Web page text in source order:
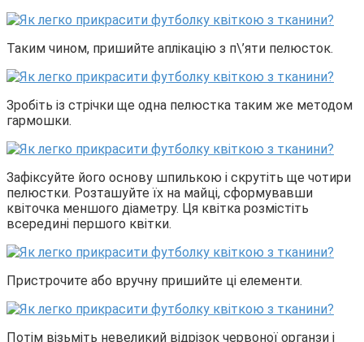
Таким чином, пришийте аплікацію з п\’яти пелюсток.
Зробіть із стрічки ще одна пелюстка таким же методом
гармошки.
Зафіксуйте його основу шпилькою і скрутіть ще чотири
пелюстки. Розташуйте їх на майці, сформувавши
квіточка меншого діаметру. Ця квітка розмістіть
всередині першого квітки.
Пристрочите або вручну пришийте ці елементи.
Потім візьміть невеликий відрізок червоної органзи і